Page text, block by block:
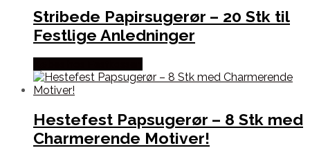
Stribede Papirsugerør – 20 Stk til
Festlige Anledninger
Hestefest Papsugerør – 8 Stk med
Charmerende Motiver!